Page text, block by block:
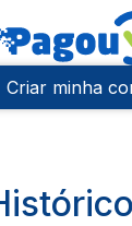
Criar minha